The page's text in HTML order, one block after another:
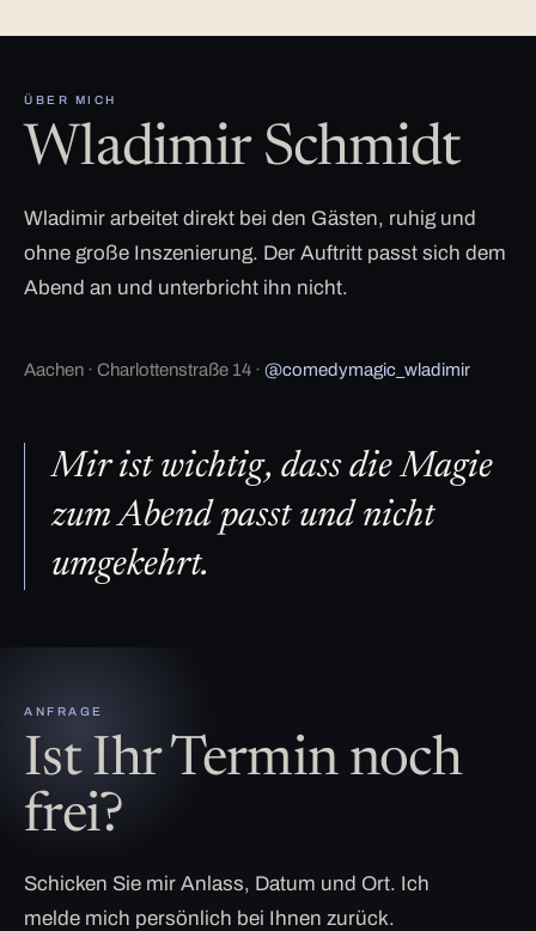
ÜBER MICH
Wladimir Schmidt
Wladimir arbeitet direkt bei den Gästen, ruhig und
ohne große Inszenierung. Der Auftritt passt sich dem
Abend an und unterbricht ihn nicht.
Aachen · Charlottenstraße 14 · @comedymagic_wladimir
Mir ist wichtig, dass die Magie
zum Abend passt und nicht
umgekehrt.
ANFRAGE
Ist Ihr Termin noch
frei?
Schicken Sie mir Anlass, Datum und Ort. Ich
melde mich persönlich bei Ihnen zurück.